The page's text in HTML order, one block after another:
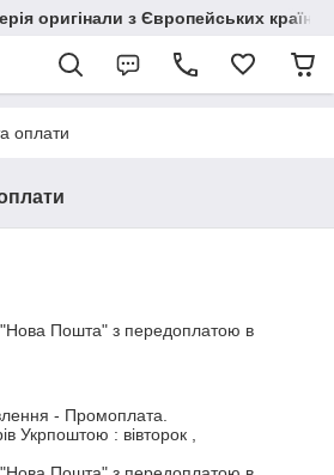
оригінали з Європейських країн
оплати
Пошта" з передоплатою в
- Промоплата.
Укрпоштою : вівторок ,